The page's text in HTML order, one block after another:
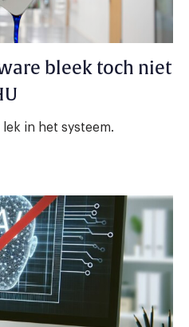
bleek toch niet
lek in het systeem.